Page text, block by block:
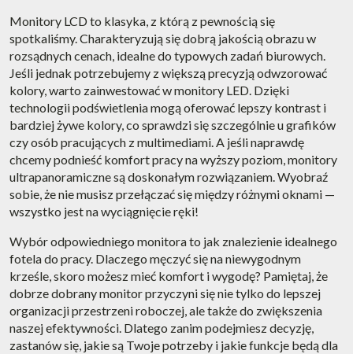
Monitory LCD to klasyka, z którą z pewnością się
spotkaliśmy. Charakteryzują się dobrą jakością obrazu w
rozsądnych cenach, idealne do typowych zadań biurowych.
Jeśli jednak potrzebujemy z większą precyzją odwzorować
kolory, warto zainwestować w monitory LED. Dzięki
technologii podświetlenia mogą oferować lepszy kontrast i
bardziej żywe kolory, co sprawdzi się szczególnie u grafików
czy osób pracujących z multimediami. A jeśli naprawdę
chcemy podnieść komfort pracy na wyższy poziom, monitory
ultrapanoramiczne są doskonałym rozwiązaniem. Wyobraź
sobie, że nie musisz przełączać się między różnymi oknami —
wszystko jest na wyciągnięcie ręki!
Wybór odpowiedniego monitora to jak znalezienie idealnego
fotela do pracy. Dlaczego męczyć się na niewygodnym
krześle, skoro możesz mieć komfort i wygodę? Pamiętaj, że
dobrze dobrany monitor przyczyni się nie tylko do lepszej
organizacji przestrzeni roboczej, ale także do zwiększenia
naszej efektywności. Dlatego zanim podejmiesz decyzję,
zastanów się, jakie są Twoje potrzeby i jakie funkcje będą dla